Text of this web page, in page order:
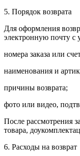
5. Порядок возврата
Для оформления
электронную почту с
номера заказа или
наименования и
причины возврата;
фото или видео,
После рассмотрения
товара,
6. Расходы на возврат